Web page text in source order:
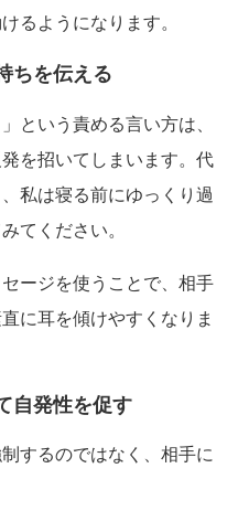
るようになります。
ちを伝える
という責める言い方は、
を招いてしまいます。代
私は寝る前にゆっくり過
てください。
ージを使うことで、相手
に耳を傾けやすくなりま
自発性を促す
するのではなく、相手に